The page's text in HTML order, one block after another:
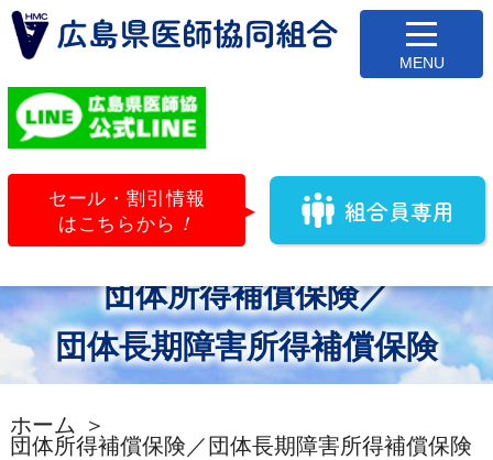
セール・割引情報
はこちらから ！ 組合員専用
団体所得補償保険／
団体長期障害所得補償保険
ホーム
団体所得補償保険／ 団体長期障害所得補償保険